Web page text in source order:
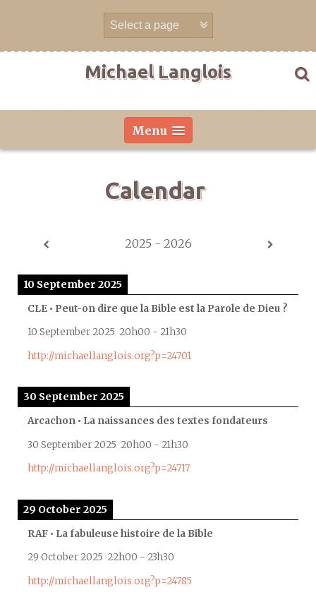
Michael Langlois
Menu
Calendar
2025 - 2026
10 September 2025
CLE • Peut-on dire que la Bible est la Parole de Dieu ?
10 September 2025 20h00 - 21h30
http://michaellanglois.org?p=24701
30 September 2025
Arcachon • La naissances des textes fondateurs
30 September 2025 20h00 - 21h30
http://michaellanglois.org?p=24717
29 October 2025
RAF • La fabuleuse histoire de la Bible
29 October 2025 22h00 - 23h30
http://michaellanglois.org?p=24785